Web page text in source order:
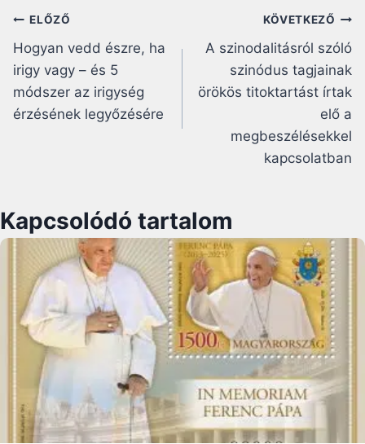
Bejegyzés
navigáció
ELŐZŐ
Hogyan vedd észre, ha
irigy vagy – és 5
módszer az irigység
érzésének legyőzésére
KÖVETKEZŐ
A szinodalitásról szóló
szinódus tagjainak
örökös titoktartást írtak
elő a
megbeszélésekkel
kapcsolatban
Kapcsolódó tartalom